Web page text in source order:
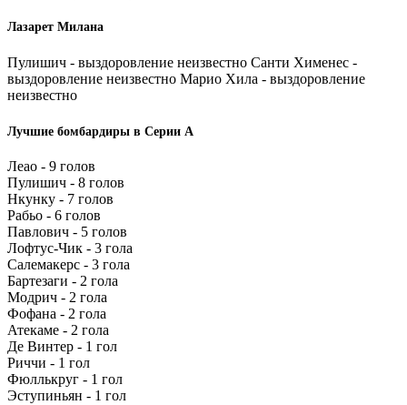
Лазарет Милана
Пулишич - выздоровление неизвестно Санти Хименес -
выздоровление неизвестно Марио Хила - выздоровление
неизвестно
Лучшие бомбардиры в Серии А
Леао - 9 голов
Пулишич - 8 голов
Нкунку - 7 голов
Рабьо - 6 голов
Павлович - 5 голов
Лофтус-Чик - 3 гола
Салемакерс - 3 гола
Бартезаги - 2 гола
Модрич - 2 гола
Фофана - 2 гола
Атекаме - 2 гола
Де Винтер - 1 гол
Риччи - 1 гол
Фюллькруг - 1 гол
Эступиньян - 1 гол